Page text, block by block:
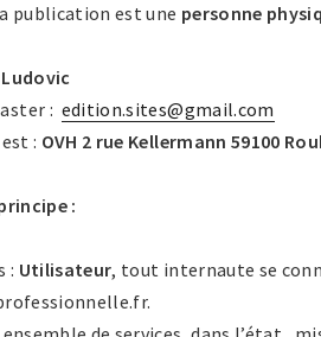
publication est une personne
Ludovic
: edition.sites@gmail.com
: OVH 2 rue Kellermann 59100
:
: Utilisateur, tout internaute se